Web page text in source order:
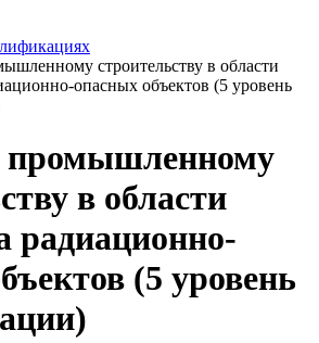
строительству в области
опасных объектов (5 уровень
промышленному
в области
радиационно-
(5 уровень